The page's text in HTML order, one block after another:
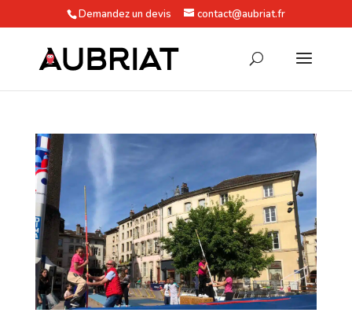
Demandez un devis contact@aubriat.fr